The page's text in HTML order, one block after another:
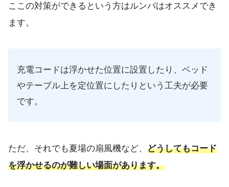
ここの対策ができるという方はルンバはオススメでき
ます。
充電コードは浮かせた位置に設置したり、ベッド
やテーブル上を定位置にしたりという工夫が必要
です。
ただ、それでも夏場の扇風機など、 どうしてもコード
を浮かせるのが難しい場面があります。